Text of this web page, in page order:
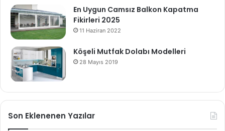
En Uygun Camsız Balkon Kapatma
Fikirleri 2025
11 Haziran 2022
Köşeli Mutfak Dolabı Modelleri
28 Mayıs 2019
Son Eklenenen Yazılar